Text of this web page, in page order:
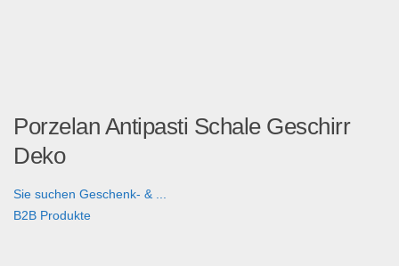
Porzelan Antipasti Schale Geschirr
Deko
Sie suchen Geschenk- & ...
B2B Produkte